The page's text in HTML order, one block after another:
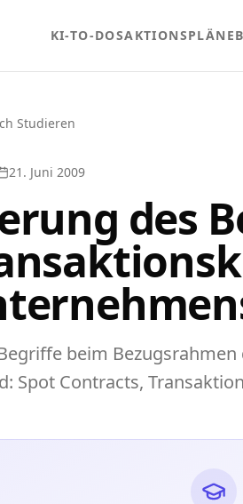
KI-TO-DOSAKTIONSPLÄNE
Studieren
21. Juni 2009
des
beim
Spot Contracts,